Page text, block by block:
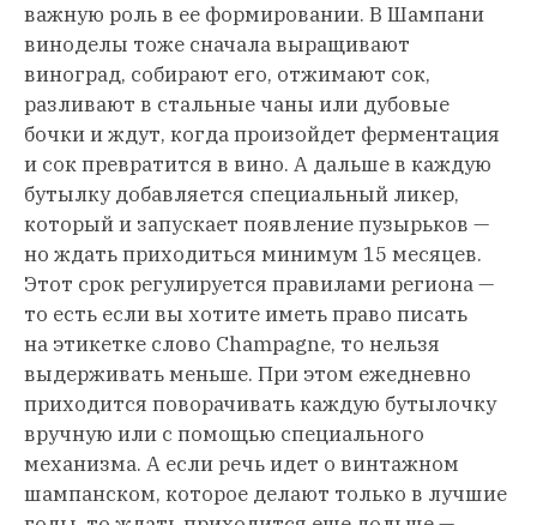
важную роль в ее формировании. В Шампани
виноделы тоже сначала выращивают
виноград, собирают его, отжимают сок,
разливают в стальные чаны или дубовые
бочки и ждут, когда произойдет ферментация
и сок превратится в вино. А дальше в каждую
бутылку добавляется специальный ликер,
который и запускает появление пузырьков —
но ждать приходиться минимум 15 месяцев.
Этот срок регулируется правилами региона —
то есть если вы хотите иметь право писать
на этикетке слово Champagne, то нельзя
выдерживать меньше. При этом ежедневно
приходится поворачивать каждую бутылочку
вручную или с помощью специального
механизма. А если речь идет о винтажном
шампанском, которое делают только в лучшие